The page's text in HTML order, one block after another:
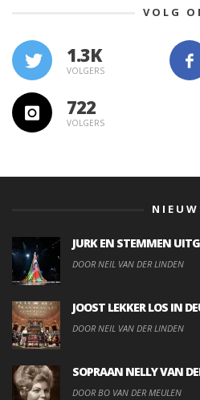
VOLG
1.3K
VOLGERS
722
VOLGERS
JURK EN STEMMEN
DOOR NEIL VAN DER LINDEN
JOOST LEKKER LOS IN
DOOR NEIL VAN DER LINDEN
SOPRAAN NELLY VAN
DOOR BO VAN DER MEULEN